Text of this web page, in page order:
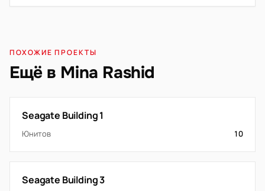
ПОХОЖИЕ ПРОЕКТЫ
Ещё в Mina Rashid
Seagate Building 1
Юнитов 10
Seagate Building 3